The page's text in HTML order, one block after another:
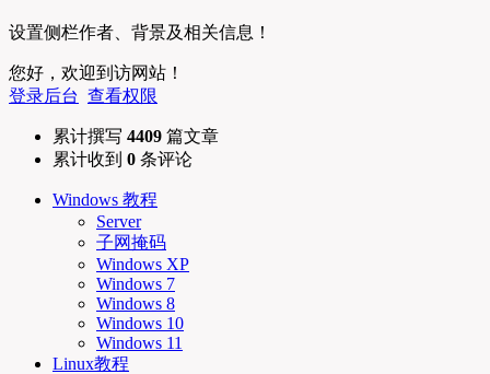
设置侧栏作者、背景及相关信息！
您好，欢迎到访网站！
登录后台 查看权限
累计撰写 4409 篇文章
累计收到 0 条评论
Windows 教程
Server
子网掩码
Windows XP
Windows 7
Windows 8
Windows 10
Windows 11
Linux教程